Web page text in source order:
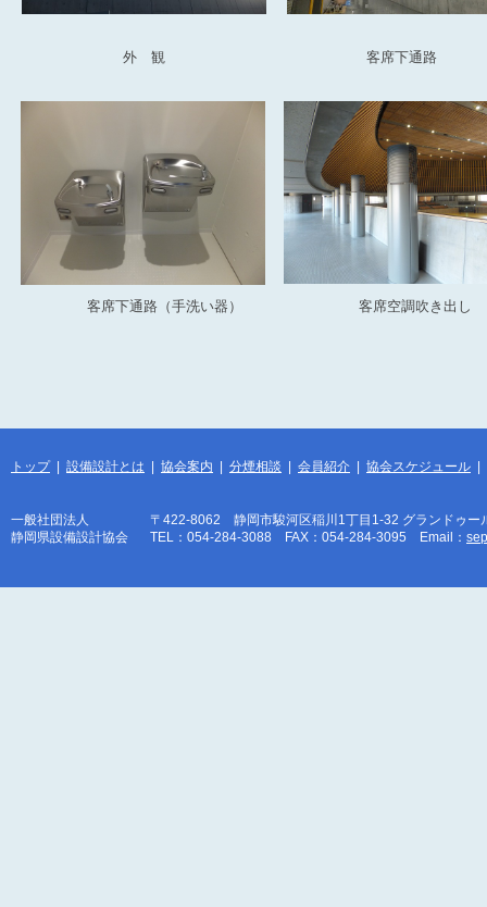
外 観 客席下通路
客席下通路（手洗い器） 客席空調吹き出し
トップ | 設備設計とは | 協会案内 | 分煙相談 | 会員紹介 | 協会スケジュール |
一般社団法人
静岡県設備設計協会
〒422-8062 静岡市駿河区稲川1丁目1-32 グランドゥ
TEL：054-284-3088 FAX：054-284-3095 Email：